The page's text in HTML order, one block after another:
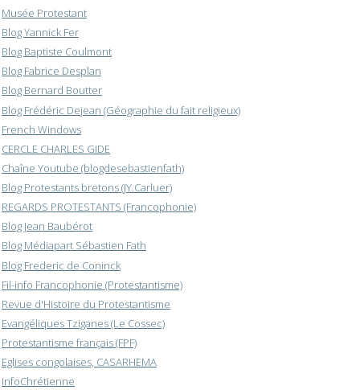
Musée Protestant
Blog Yannick Fer
Blog Baptiste Coulmont
Blog Fabrice Desplan
Blog Bernard Boutter
Blog Frédéric Dejean (Géographie du fait religieux)
French Windows
CERCLE CHARLES GIDE
Chaîne Youtube (blogdesebastienfath)
Blog Protestants bretons (JY.Carluer)
REGARDS PROTESTANTS (Francophonie)
Blog Jean Baubérot
Blog Médiapart Sébastien Fath
Blog Frederic de Coninck
Fil-info Francophonie (Protestantisme)
Revue d'Histoire du Protestantisme
Evangéliques Tziganes (Le Cossec)
Protestantisme français (FPF)
Eglises congolaises, CASARHEMA
InfoChrétienne